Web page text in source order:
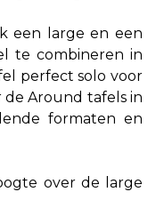
een large en een
te combineren in
perfect solo voor
Around tafels in
formaten en
over de large